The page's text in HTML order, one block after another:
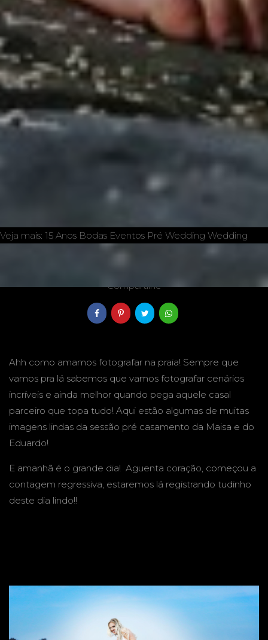
Veja mais: 15 Anos Bodas Eventos Pré Wedding Wedding
Compartilhe
Ahh como amamos fotografar na praia! Sempre que
vamos pra lá sabemos que vamos fotografar cenários
incríveis e ainda melhor quando pega aquele casal
parceiro que topa tudo! Aqui estão algumas de muitas
imagens lindas da sessão pré casamento da Maisa e do
Eduardo!
E amanhã é o grande dia! Aguenta coração, começou a
contagem regressiva, estaremos lá registrando tudinho
deste dia lindo!!